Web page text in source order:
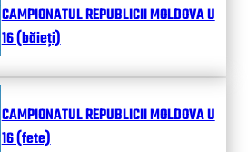
CAMPIONATUL REPUBLICII MOLDOVA U
16 (băieți)
CAMPIONATUL REPUBLICII MOLDOVA U
16 (fete)